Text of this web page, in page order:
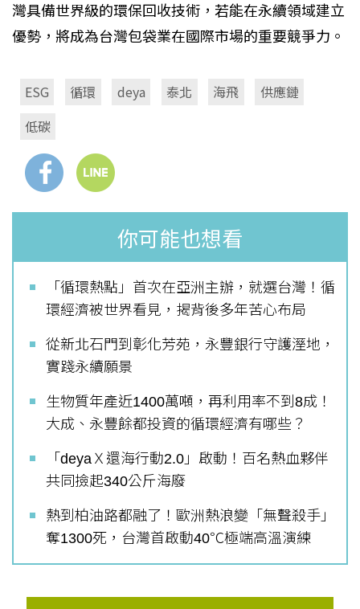
灣具備世界級的環保回收技術，若能在永續領域建立
優勢，將成為台灣包袋業在國際市場的重要競爭力。
ESG 循環 deya 泰北 海飛
供應鏈
低碳
你可能也想看
「循環熱點」首次在亞洲主辦，就選台灣！循
環經濟被世界看見，揭背後多年苦心布局
從新北石門到彰化芳苑，永豐銀行守護溼地，
實踐永續願景
生物質年產近1400萬噸，再利用率不到8成！
大成、永豐餘都投資的循環經濟有哪些？
「deyaＸ還海行動2.0」啟動！百名熱血夥伴
共同撿起340公斤海廢
熱到柏油路都融了！歐洲熱浪變「無聲殺手」
奪1300死，台灣首啟動40℃極端高溫演練